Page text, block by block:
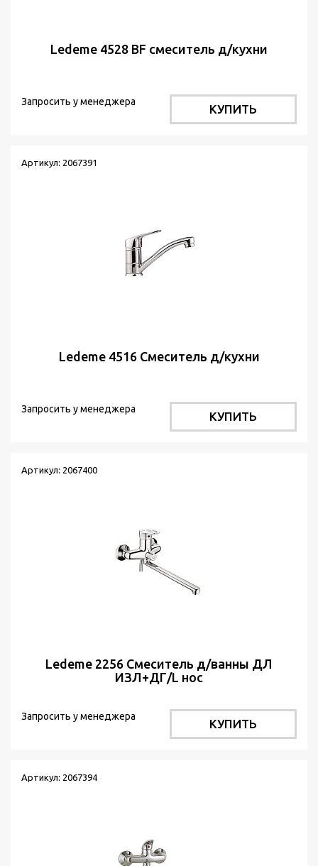
Ledeme 4528 BF смеситель д/кухни
Запросить у менеджера
КУПИТЬ
Артикул: 2067391
Ledeme 4516 Cмеситель д/кухни
Запросить у менеджера
КУПИТЬ
Артикул: 2067400
Ledeme 2256 Cмеситель д/ванны ДЛ
ИЗЛ+ДГ/L нос
Запросить у менеджера
КУПИТЬ
Артикул: 2067394